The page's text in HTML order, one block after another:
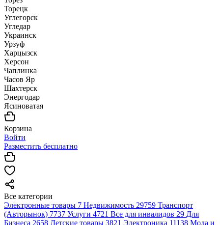
Торецк
Углегорск
Угледар
Украинск
Урзуф
Харцызск
Херсон
Чаплинка
Часов Яр
Шахтерск
Энергодар
Ясиноватая
Корзина
Войти
Разместить бесплатно
Все категории
Электронные товары 7 Недвижимость 29759 Транспорт
(Авторынок) 7737 Услуги 4721 Все для инвалидов 29 Для
Бизнеса 2658 Детские товары 3821 Электроника 11138 Мода и